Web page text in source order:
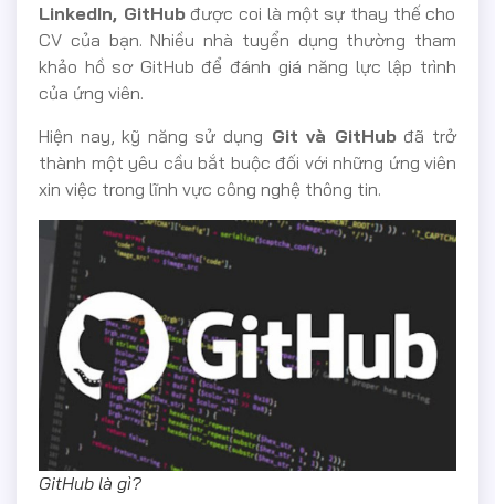
LinkedIn, GitHubđược coi là một sự thay thế cho
CV của bạn. Nhiều nhà tuyển dụng thường tham
khảo hồ sơ GitHub để đánh giá năng lực lập trình
của ứng viên.
Hiện nay, kỹ năng sử dụng Git và GitHubđã trở
thành một yêu cầu bắt buộc đối với những ứng viên
xin việc trong lĩnh vực công nghệ thông tin.
GitHub là gì?